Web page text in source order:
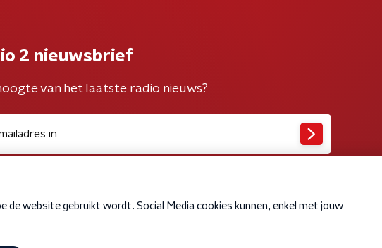
2 nieuwsbrief
van het laatste radio nieuws?